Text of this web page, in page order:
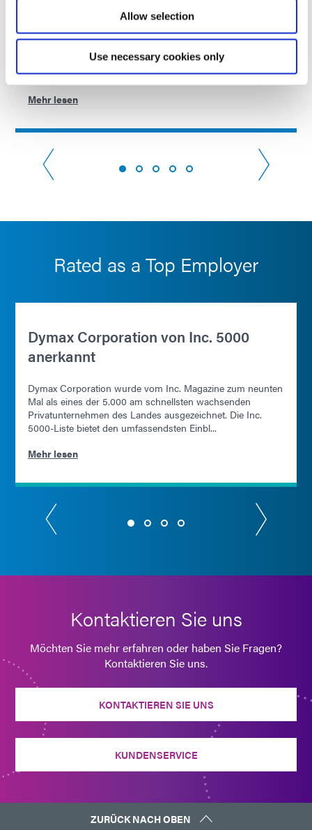
Allow selection
Use necessary cookies only
Zeigt die Bereitschaft zur abteilungsübergreifenden
individuelle Talente, Fachkenntnisse und Ressourcen für
gemeinsames Wachstum und kontinui...
Mehr lesen
Rated as a Top Employer
Dymax Corporation von Inc. 5000
anerkannt
Dymax Corporation wurde vom Inc. Magazine zum neunten
Mal als eines der 5.000 am schnellsten wachsenden
Privatunternehmen des Landes ausgezeichnet. Die Inc.
5000-Liste bietet den umfassendsten Einbl...
Mehr lesen
Kontaktieren Sie uns
Möchten Sie mehr erfahren oder haben Sie Fragen?
Kontaktieren Sie uns.
KONTAKTIEREN SIE UNS
KUNDENSERVICE
ZURÜCK NACH OBEN